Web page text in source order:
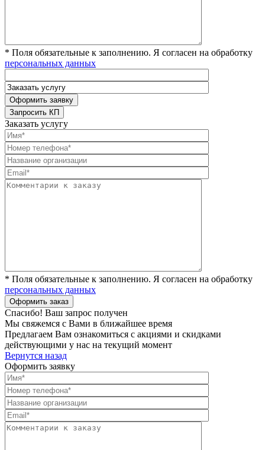
* Поля обязательные к заполнению. Я согласен на обработку
персональных данных
Заказать услугу
* Поля обязательные к заполнению. Я согласен на обработку
персональных данных
Спасибо! Ваш запрос получен
Мы свяжемся с Вами в ближайшее время
Предлагаем Вам ознакомиться с акциями и скидками
действующими у нас на текущий момент
Вернутся назад
Оформить заявку